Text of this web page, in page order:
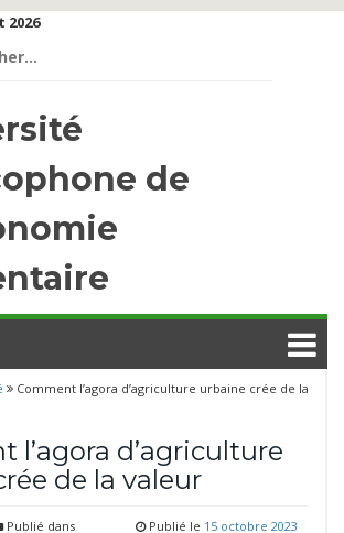
2026
de
Comment l’agora d’agriculture urbaine crée de la
l’agora d’agriculture
de la valeur
Publié dans Publié le 15 octobre 2023